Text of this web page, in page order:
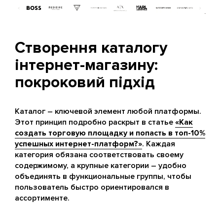
Створення каталогу
інтернет-магазину:
покроковий підхід
Каталог – ключевой элемент любой платформы.
Этот принцип подробно раскрыт в статье «Как
создать торговую площадку и попасть в топ-10%
успешных интернет-платформ?». Каждая
категория обязана соответствовать своему
содержимому, а крупные категории – удобно
объединять в функциональные группы, чтобы
пользователь быстро ориентировался в
ассортименте.